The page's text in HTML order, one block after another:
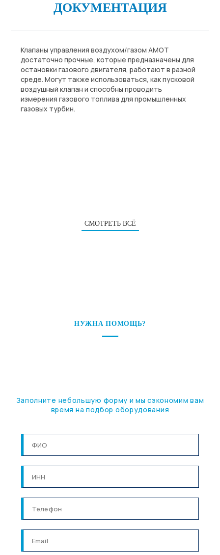
ДОКУМЕНТАЦИЯ
Клапаны управления воздухом/газом АМОТ
достаточно прочные, которые предназначены для
остановки газового двигателя, работают в разной
среде. Могут также использоваться, как пусковой
воздушный клапан и способны проводить
измерения газового топлива для промышленных
газовых турбин.
СМОТРЕТЬ ВСЁ
НУЖНА ПОМОЩЬ?
Заполните небольшую форму и мы сэкономим вам
время на подбор оборудования